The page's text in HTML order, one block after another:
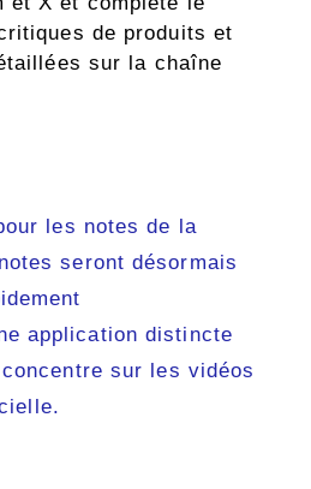
de produits et
sur la chaîne
les notes de la
seront désormais
application distincte
sur les vidéos